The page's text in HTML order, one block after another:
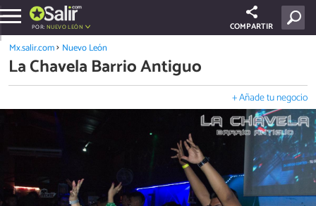
POR: NUEVO LEÓN COMPARTIR
Mx.salir.com Nuevo León
La Chavela Barrio Antiguo
+ Añade tu negocio